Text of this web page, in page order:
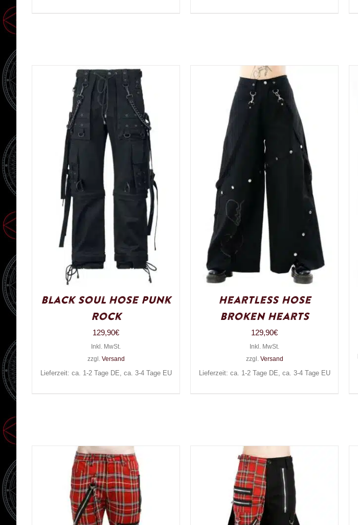
Black Soul Hose Punk
Rock
129,90€
Inkl. MwSt.
zzgl. Versand
Lieferzeit: ca. 1-2 Tage DE, ca. 3-4 Tage EU
Heartless Hose
Broken Hearts
129,90€
Inkl. MwSt.
zzgl. Versand
Lieferzeit: ca. 1-2 Tage DE, ca. 3-4 Tage EU